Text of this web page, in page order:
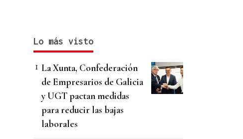
Lo más visto
La Xunta, Confederación
de Empresarios de Galicia
y UGT pactan medidas
para reducir las bajas
laborales